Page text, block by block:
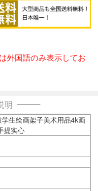
外国語のみ表示してお
明
生绘画架子美术用品4k画
提实心